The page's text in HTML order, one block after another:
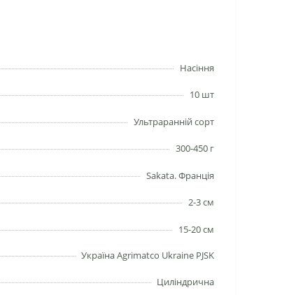
Насіння
10 шт
Ультраранній сорт
300-450 г
Sakata. Франція
2-3 см
15-20 см
Україна Agrimatco Ukraine PJSK
Циліндрична